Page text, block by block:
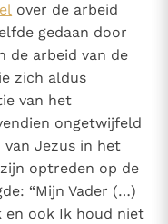
over de arbeid
gedaan door
de arbeid van de
zich aldus
van het
ongetwijfeld
Jezus in het
optreden op de
“Mijn Vader (…)
en ook Ik houd niet